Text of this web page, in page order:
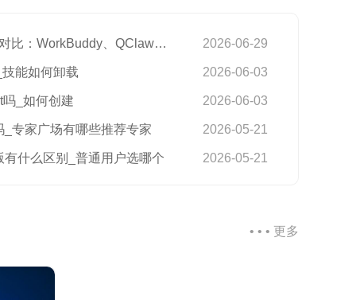
WorkBuddy、QClaw与Marvis 2026-06-29
能如何卸载 2026-06-03
_如何创建 2026-06-03
专家广场有哪些推荐专家 2026-05-21
什么区别_普通用户选哪个 2026-05-21
• • • 更多